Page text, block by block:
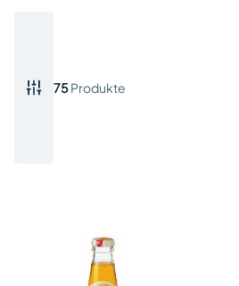
75Produkte